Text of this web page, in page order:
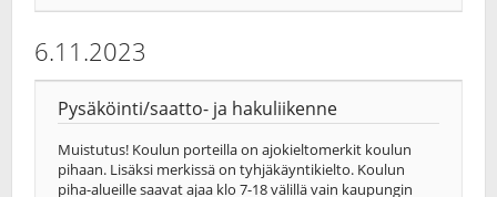
6.11.2023
Pysäköinti/saatto- ja hakuliikenne
Muistutus! Koulun porteilla on ajokieltomerkit koulun
pihaan. Lisäksi merkissä on tyhjäkäyntikielto. Koulun
piha-alueille saavat ajaa klo 7-18 välillä vain kaupungin